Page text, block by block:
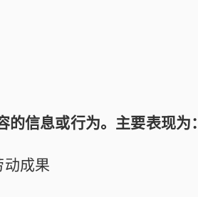
信息或行为。主要表现为：
动成果